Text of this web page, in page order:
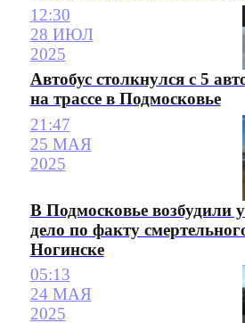
12:30
28 ИЮЛ
2025
Автобус столкнулся с 5
на трассе в Подмосковье
21:47
25 МАЯ
2025
В Подмосковье возбудили
дело по факту
Ногинске
05:13
24 МАЯ
2025